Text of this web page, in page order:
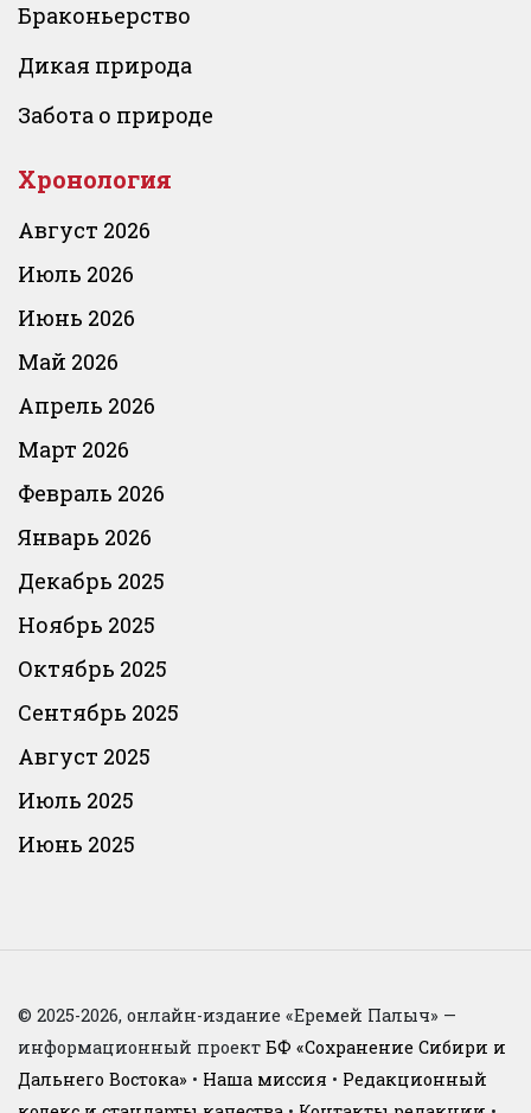
Браконьерство
Дикая природа
Забота о природе
Хронология
Август 2026
Июль 2026
Июнь 2026
Май 2026
Апрель 2026
Март 2026
Февраль 2026
Январь 2026
Декабрь 2025
Ноябрь 2025
Октябрь 2025
Сентябрь 2025
Август 2025
Июль 2025
Июнь 2025
© 2025-2026, онлайн-издание «Еремей Палыч» —
информационный проект БФ «Сохранение Сибири и
Дальнего Востока» • Наша миссия • Редакционный